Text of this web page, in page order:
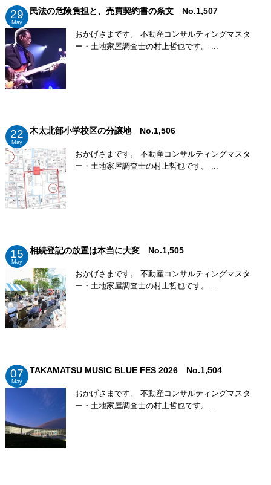
29
May
民法の危険負担と、売買契約書の条文 No.1,507
おかげさまです。 不動産コンサルティングマスタ
ー・土地家屋調査士の村上哲也です。 ...
22
May
木太北部小学校区の分譲地 No.1,506
おかげさまです。 不動産コンサルティングマスタ
ー・土地家屋調査士の村上哲也です。 ...
15
May
相続登記の放置は本当に大変 No.1,505
おかげさまです。 不動産コンサルティングマスタ
ー・土地家屋調査士の村上哲也です。 ...
07
May
TAKAMATSU MUSIC BLUE FES 2026 No.1,504
おかげさまです。 不動産コンサルティングマスタ
ー・土地家屋調査士の村上哲也です。 ...